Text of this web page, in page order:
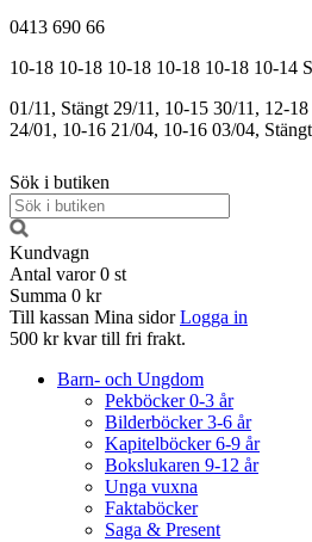
0413 690 66
10-18 10-18 10-18 10-18 10-18 10-14
01/11, Stängt 29/11, 10-15 30/11, 12-18
24/01, 10-16 21/04, 10-16 03/04, Stängt
Sök i butiken
Kundvagn
Antal varor 0 st
Summa 0 kr
Till kassan Mina sidor Logga in
500 kr kvar till fri frakt.
Barn- och Ungdom
Pekböcker 0-3 år
Bilderböcker 3-6 år
Kapitelböcker 6-9 år
Bokslukaren 9-12 år
Unga vuxna
Faktaböcker
Saga & Present